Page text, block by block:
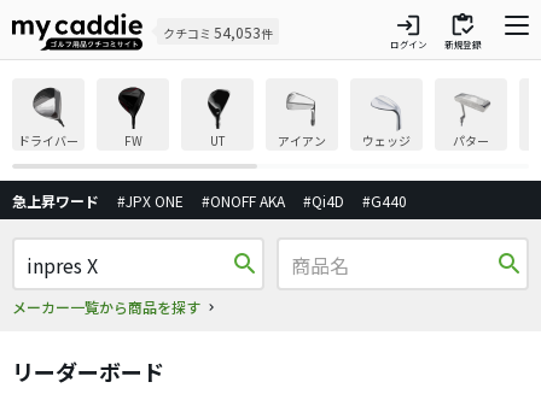
クチコミ 54,053件 login
ログイン
inventory
新規登録
ドライバー FW UT アイアン ウェッジ パター
急上昇ワード #JPX ONE #ONOFF AKA #Qi4D #G440
search
メーカー一覧から商品を探す
search
リーダーボード